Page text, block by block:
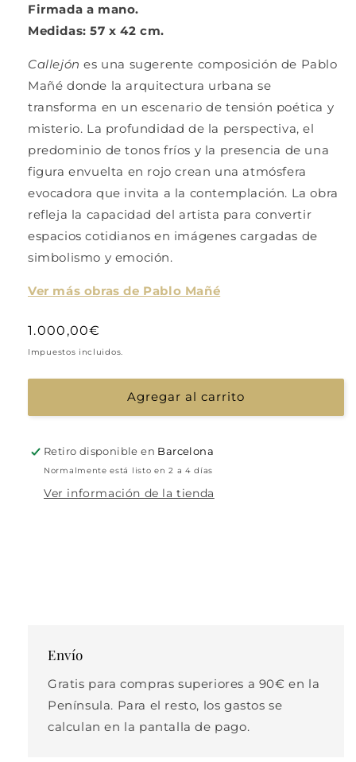
Firmada a mano.
Medidas: 57 x 42 cm.
Callejónes una sugerente composición de Pablo
Mañé donde la arquitectura urbana se
transforma en un escenario de tensión poética y
misterio. La profundidad de la perspectiva, el
predominio de tonos fríos y la presencia de una
figura envuelta en rojo crean una atmósfera
evocadora que invita a la contemplación. La obra
refleja la capacidad del artista para convertir
espacios cotidianos en imágenes cargadas de
simbolismo y emoción.
Ver más obras de Pablo Mañé
Precio
habitual
1.000,00€
Impuestos incluidos.
Agregar al carrito
Retiro disponible en Barcelona
Normalmente está listo en 2 a 4 días
Ver información de la tienda
Envío
Gratis para compras superiores a 90€ en la
Península. Para el resto, los gastos se
calculan en la pantalla de pago.